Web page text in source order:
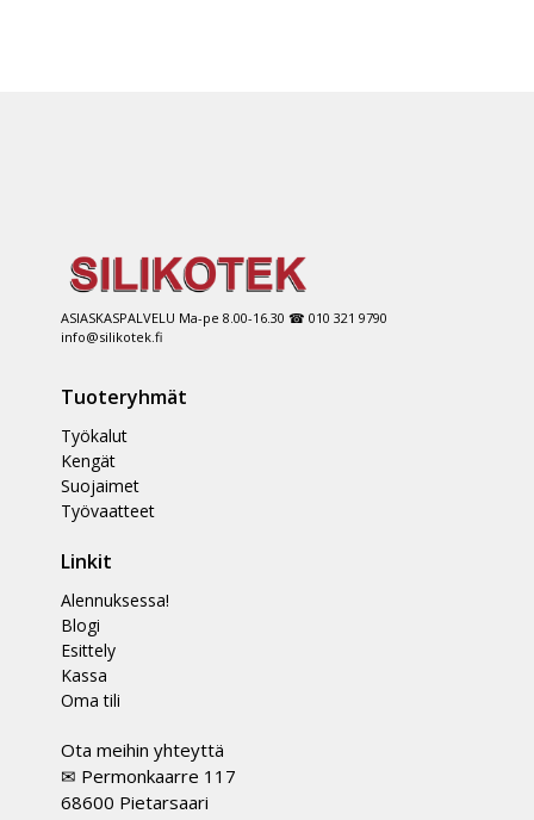
ASIASKASPALVELU Ma-pe 8.00-16.30 ☎ 010 321 9790
info@silikotek.fi
Tuoteryhmät
Työkalut
Kengät
Suojaimet
Työvaatteet
Linkit
Alennuksessa!
Blogi
Esittely
Kassa
Oma tili
Ota meihin yhteyttä
✉ Permonkaarre 117
68600 Pietarsaari